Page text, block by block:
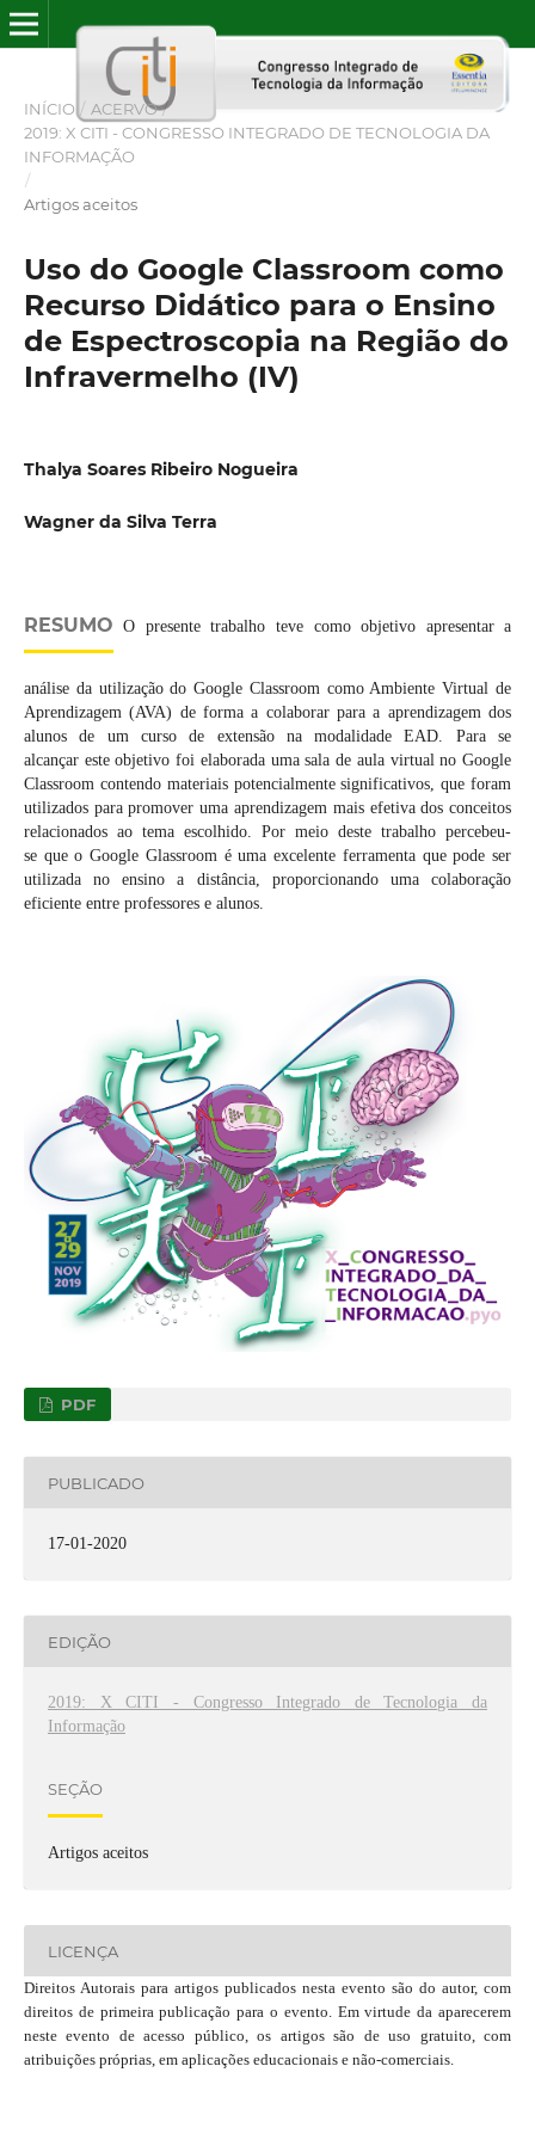
INÍCIO / ACERVO /
2019: X CITI - CONGRESSO INTEGRADO DE TECNOLOGIA DA
INFORMAÇÃO
/
Artigos aceitos
Uso do Google Classroom como
Recurso Didático para o Ensino
de Espectroscopia na Região do
Infravermelho (IV)
Thalya Soares Ribeiro Nogueira
Wagner da Silva Terra
RESUMO O presente trabalho teve como objetivo apresentar a
análise da utilização do Google Classroom como Ambiente Virtual de
Aprendizagem (AVA) de forma a colaborar para a aprendizagem dos
alunos de um curso de extensão na modalidade EAD. Para se
alcançar este objetivo foi elaborada uma sala de aula virtual no Google
Classroom contendo materiais potencialmente significativos, que foram
utilizados para promover uma aprendizagem mais efetiva dos conceitos
relacionados ao tema escolhido. Por meio deste trabalho percebeu-
se que o Google Glassroom é uma excelente ferramenta que pode ser
utilizada no ensino a distância, proporcionando uma colaboração
eficiente entre professores e alunos.
PDF
PUBLICADO
17-01-2020
EDIÇÃO
2019: X CITI - Congresso Integrado de Tecnologia da
Informação
SEÇÃO
Artigos aceitos
LICENÇA
Direitos Autorais para artigos publicados nesta evento são do autor, com
direitos de primeira publicação para o evento. Em virtude da aparecerem
neste evento de acesso público, os artigos são de uso gratuito, com
atribuições próprias, em aplicações educacionais e não-comerciais.